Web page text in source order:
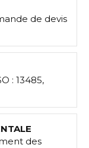
de devis
: 13485,
des